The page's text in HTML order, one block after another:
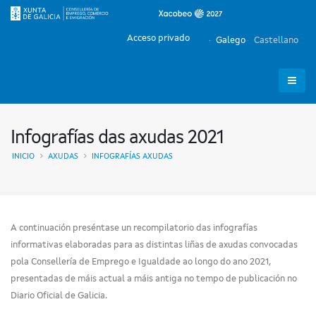
Galego Castellano
Acceso privado
Infografías das axudas 2021
INICIO AXUDAS INFOGRAFÍAS AXUDAS
A continuación preséntase un recompilatorio das infografías
informativas elaboradas para as distintas liñas de axudas convocadas
pola Consellería de Emprego e Igualdade ao longo do ano 2021,
presentadas de máis actual a máis antiga no tempo de publicación no
Diario Oficial de Galicia.